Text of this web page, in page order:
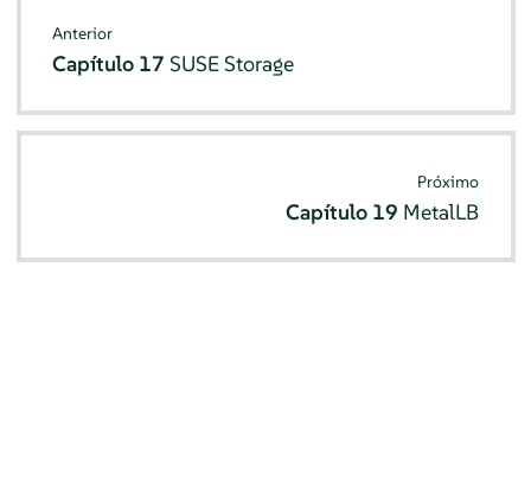
Anterior
Capítulo 17 SUSE Storage
Próximo
Capítulo 19 MetalLB